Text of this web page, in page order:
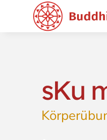
sKu